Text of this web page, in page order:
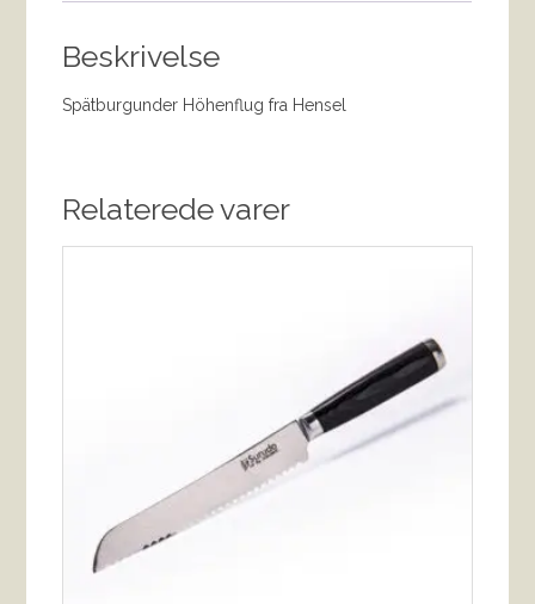
Beskrivelse
Spätburgunder Höhenflug fra Hensel
Relaterede varer